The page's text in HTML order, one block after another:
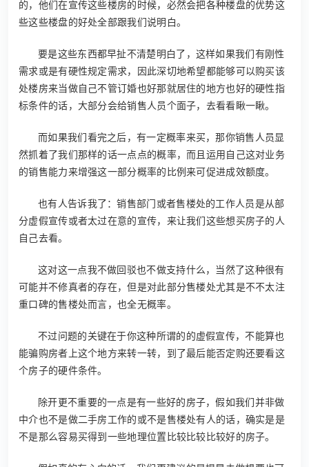
的，他们在宣传这些楼房的时候，必然会把各种楼盘的优势这
些这些楼盘的好处全部跟我们说明白。
要是这些东西都早扯不清楚明白了，这样如果我们有刚性
需求或是有硬性规定需求，因此深切地希望都能够可以购买该
处楼房来当做自己不管订婚也好那就居住的地方也好的硬性指
标条件的话，大部分会给销售人员个面子，去看看瞅一瞅。
而如果我们看完之后，有一定概率来买，那你销售人员显
然抓着了我们那样的话一点点的概率，而且运用自己这对业务
的销售能力来增强这一部分概率的比例来可促进成效额度。
也有人告诉我了：销售部门或者售楼处的工作人员是从部
分虚假宣传或者太过在意的宣传，来让我们这些想买房子的人
自己去看。
这对这一点我不做回驳也不做支持什么，当然了这种很有
可能并不修真者的存在，但是对此部分售楼处尤其是不不太注
重口碑的售楼处而言，也全无概率。
不过问题的关键在于你这种所谓的的虚假宣传，不能算也
能骗购房者上这个地方来转一转，到了最后能否定购还要看这
个房子的硬件条件。
除开更不重要的一点是有一些好的房子，假如我们并非做
中介也不是做二手房工作的或不是售楼处有人的话，确实是是
不是那么容易买得到一些地理位置比较比较比较好的房子。